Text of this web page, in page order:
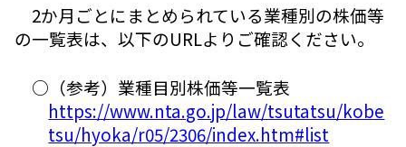
2か月ごとにまとめられている業種別の株価等
の一覧表は、以下のURLよりご確認ください。
○（参考）業種目別株価等一覧表
https://www.nta.go.jp/law/tsutatsu/kobe
tsu/hyoka/r05/2306/index.htm#list